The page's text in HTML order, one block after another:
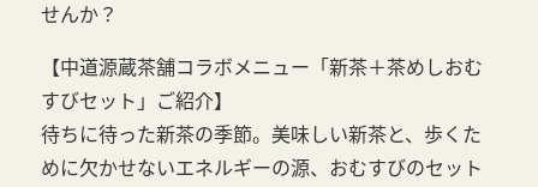
せんか？
【中道源蔵茶舗コラボメニュー「新茶＋茶めしおむ
すびセット」ご紹介】
待ちに待った新茶の季節。美味しい新茶と、歩くた
めに欠かせないエネルギーの源、おむすびのセット